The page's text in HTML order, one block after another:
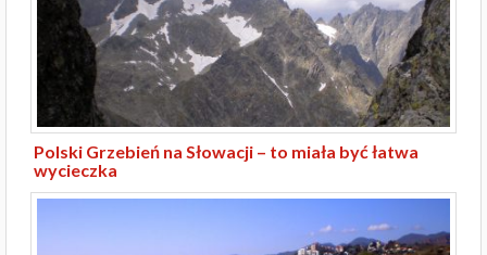
Polski Grzebień na Słowacji – to miała być łatwa
wycieczka